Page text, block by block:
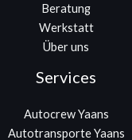
Beratung
Werkstatt
Über uns
Services
Autocrew Yaans
Autotransporte Yaans